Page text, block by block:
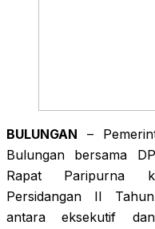
BULUNGAN –
Bulungan bersama
Rapat
Persidangan II
antara eksekutif